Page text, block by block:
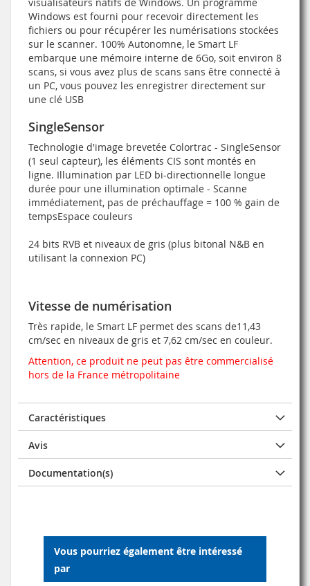
Windows est fourni pour recevoir directement les
fichiers ou pour récupérer les numérisations stockées
sur le scanner. 100% Autonomne, le Smart LF
embarque une mémoire interne de 6Go, soit environ 8
scans, si vous avez plus de scans sans être connecté à
un PC, vous pouvez les enregistrer directement sur
une clé USB
SingleSensor
Technologie d'image brevetée Colortrac - SingleSensor
(1 seul capteur), les éléments CIS sont montés en
ligne. Illumination par LED bi-directionnelle longue
durée pour une illumination optimale - Scanne
immédiatement, pas de préchauffage = 100 % gain de
tempsEspace couleurs
24 bits RVB et niveaux de gris (plus bitonal N&B en
utilisant la connexion PC)
Vitesse de numérisation
Très rapide, le Smart LF permet des scans de11,43
cm/sec en niveaux de gris et 7,62 cm/sec en couleur.
Attention, ce produit ne peut pas être commercialisé
hors de la France métropolitaine
Caractéristiques
Avis
Documentation(s)
Vous pourriez également être intéressé
par